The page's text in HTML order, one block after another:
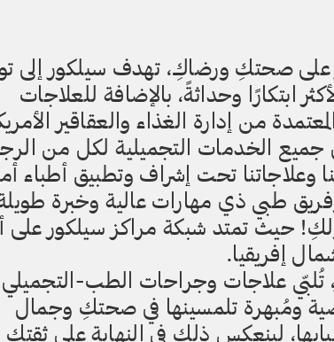
على صحتكِ ورضاكِ، تهدف سيلكور إلى
ابتكارًا وحداثةً، بالإضافة للعلاجات
جميع الخدمات التجميلية لكل من
وعلاجاتنا تحت إشراف وتطبيق أطباء
طبي ذي مهارات عالية وخبرة طويلة.
حيث تمتد شبكة مراكز سيلكور على
إفريقيا.
تُلبّي علاجات وجراحات الطب-التجميلي
ومُبهرة تلمسينها في صحتكِ وجمال
لينعكس ذلك في النهاية على